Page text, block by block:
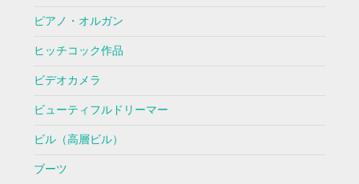
ピアノ・オルガン
ヒッチコック作品
ビデオカメラ
ビューティフルドリーマー
ビル（高層ビル）
ブーツ